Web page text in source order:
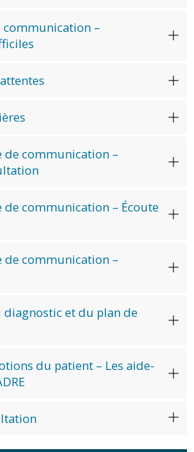
communication –
de communication –
de communication – Écoute
de communication –
et du plan de
du patient – Les aide-